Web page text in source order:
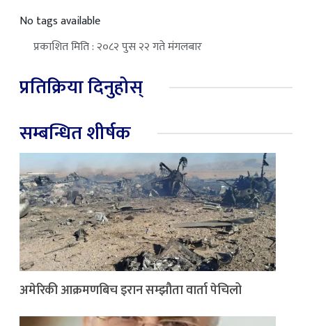
No tags available
प्रकाशित मिति : २०८२ पुस २२ गते मंगलबार
प्रतिक्रिया दिनुहोस्
सम्बन्धित शीर्षक
अमेरिकी आक्रमणबिच इरान सम्झौता वार्ता पेचिलो